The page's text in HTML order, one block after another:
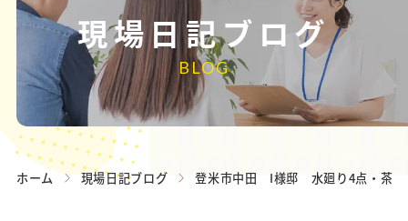
現場日記ブログ
BLOG
ホーム 現場日記ブログ 登米市中田 I様邸 水廻り4点・茶